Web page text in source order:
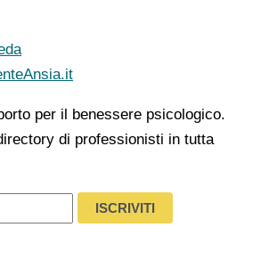
per il benessere psicologico.
di professionisti in tutta
ISCRIVITI